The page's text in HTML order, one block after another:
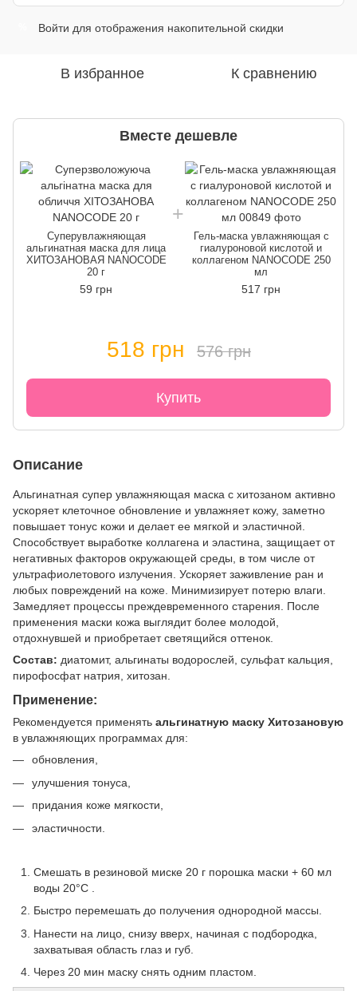
Войти для отображения накопительной скидки
В избранное К сравнению
Вместе дешевле
Суперувлажняющая
альгинатная маска для лица
ХИТОЗАНОВАЯ NANOCODE
20 г
59 грн
Гель-маска увлажняющая с
гиалуроновой кислотой и
коллагеном NANOCODE 250
мл
517 грн
518 грн 576 грн
Купить
Описание
Альгинатная супер увлажняющая маска с хитозаном активно
ускоряет клеточное обновление и увлажняет кожу, заметно
повышает тонус кожи и делает ее мягкой и эластичной.
Способствует выработке коллагена и эластина, защищает от
негативных факторов окружающей среды, в том числе от
ультрафиолетового излучения. Ускоряет заживление ран и
любых повреждений на коже. Минимизирует потерю влаги.
Замедляет процессы преждевременного старения. После
применения маски кожа выглядит более молодой,
отдохнувшей и приобретает светящийся оттенок.
Состав: диатомит, альгинаты водорослей, сульфат кальция,
пирофосфат натрия, хитозан.
Применение:
Рекомендуется применять альгинатную маску Хитозановую
в увлажняющих программах для:
обновления,
улучшения тонуса,
придания коже мягкости,
эластичности.
Смешать в резиновой миске 20 г порошка маски + 60 мл
воды 20°C .
Быстро перемешать до получения однородной массы.
Нанести на лицо, снизу вверх, начиная с подбородка,
захватывая область глаз и губ.
Через 20 мин маску снять одним пластом.